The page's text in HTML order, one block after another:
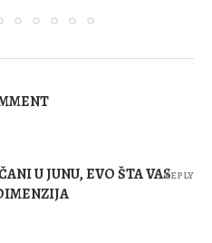
U JUNU, EVO ŠTA VASREPLY